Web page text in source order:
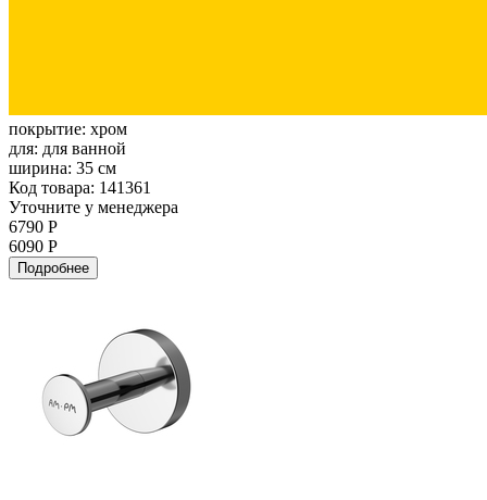
покрытие: хром
для: для ванной
ширина: 35 см
Код товара: 141361
Уточните у менеджера
6790 Р
6090 Р
Подробнее